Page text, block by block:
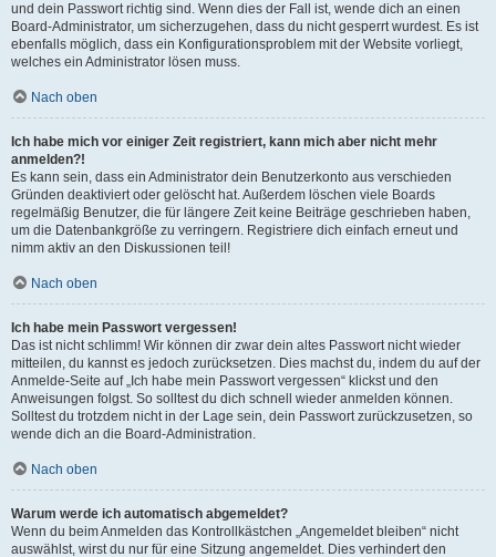
und dein Passwort richtig sind. Wenn dies der Fall ist, wende dich an einen
Board-Administrator, um sicherzugehen, dass du nicht gesperrt wurdest. Es ist
ebenfalls möglich, dass ein Konfigurationsproblem mit der Website vorliegt,
welches ein Administrator lösen muss.
Nach oben
Ich habe mich vor einiger Zeit registriert, kann mich aber nicht mehr
anmelden?!
Es kann sein, dass ein Administrator dein Benutzerkonto aus verschieden
Gründen deaktiviert oder gelöscht hat. Außerdem löschen viele Boards
regelmäßig Benutzer, die für längere Zeit keine Beiträge geschrieben haben,
um die Datenbankgröße zu verringern. Registriere dich einfach erneut und
nimm aktiv an den Diskussionen teil!
Nach oben
Ich habe mein Passwort vergessen!
Das ist nicht schlimm! Wir können dir zwar dein altes Passwort nicht wieder
mitteilen, du kannst es jedoch zurücksetzen. Dies machst du, indem du auf der
Anmelde-Seite auf „Ich habe mein Passwort vergessen“ klickst und den
Anweisungen folgst. So solltest du dich schnell wieder anmelden können.
Solltest du trotzdem nicht in der Lage sein, dein Passwort zurückzusetzen, so
wende dich an die Board-Administration.
Nach oben
Warum werde ich automatisch abgemeldet?
Wenn du beim Anmelden das Kontrollkästchen „Angemeldet bleiben“ nicht
auswählst, wirst du nur für eine Sitzung angemeldet. Dies verhindert den